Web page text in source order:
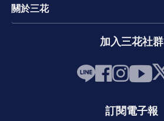
關於三花
加入三花社群
訂閱電子報